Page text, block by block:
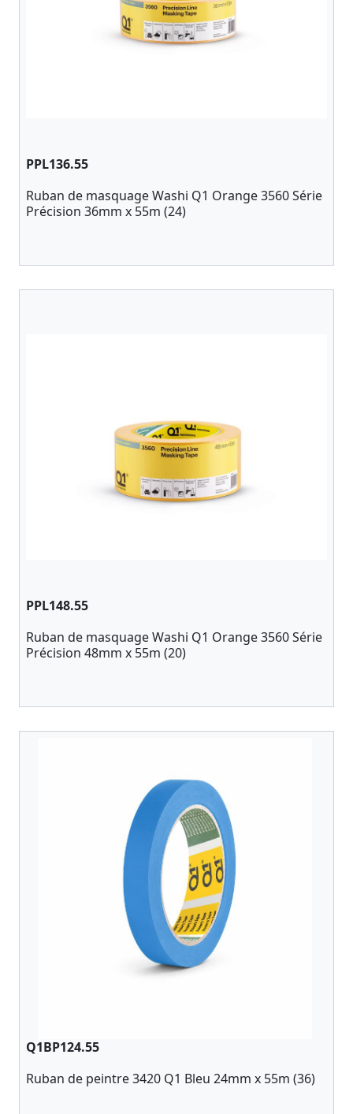
PPL136.55
Ruban de masquage Washi Q1 Orange 3560 Série
Précision 36mm x 55m (24)
PPL148.55
Ruban de masquage Washi Q1 Orange 3560 Série
Précision 48mm x 55m (20)
Q1BP124.55
Ruban de peintre 3420 Q1 Bleu 24mm x 55m (36)